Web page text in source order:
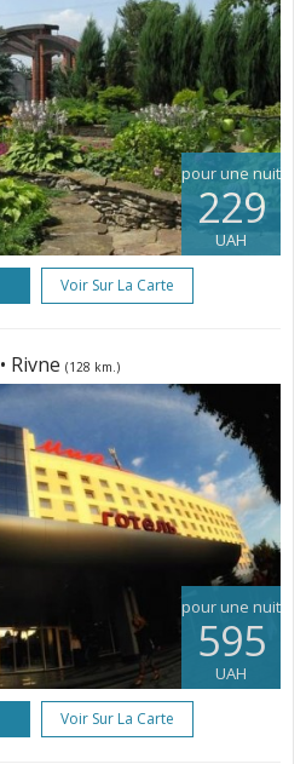
pour une nuit
229
UAH
Voir Sur La Carte
• Rivne (128 km.)
pour une nuit
595
UAH
Voir Sur La Carte